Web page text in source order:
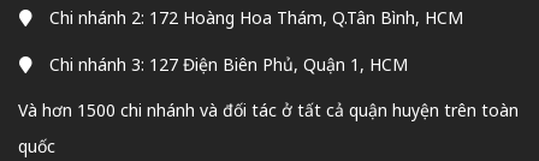
Chi nhánh 2: 172 Hoàng Hoa Thám, Q.Tân Bình, HCM
Chi nhánh 3: 127 Điện Biên Phủ, Quận 1, HCM
Và hơn 1500 chi nhánh và đối tác ở tất cả quận huyện trên toàn
quốc